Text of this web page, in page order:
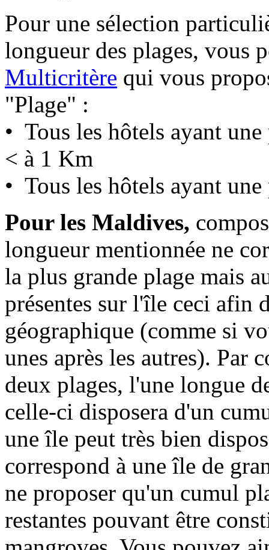
Pour une sélection
longueur des plages, vous
Multicritère qui vous
"Plage" :
• Tous les hôtels ayant
< à 1 Km
• Tous les hôtels ayant
Pour les Maldives,
longueur mentionnée ne
la plus grande plage mais
présentes sur l'île ceci afin
géographique (comme si
unes après les autres). Par
deux plages, l'une longue
celle-ci disposera d'un
une île peut très bien
correspond à une île de
ne proposer qu'un cumul
restantes pouvant être